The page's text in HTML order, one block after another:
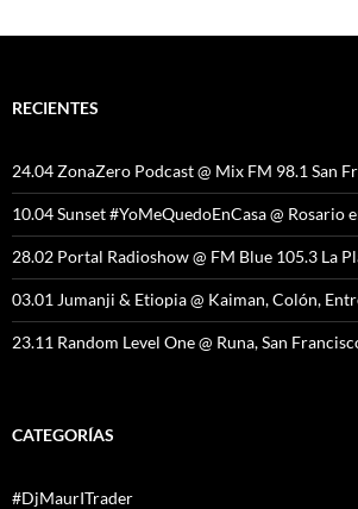
RECIENTES
24.04 ZonaZero Podcast @ Mix FM 98.1 San
10.04 Sunset #YoMeQuedoEnCasa @ Rosario
28.02 Portal Radioshow @ FM Blue 105.3 La
03.01 Jumanji & Etiopia @ Kaiman, Colón,
23.11 Random Level One @ Runa, San
CATEGORÍAS
#DjMaurITrader